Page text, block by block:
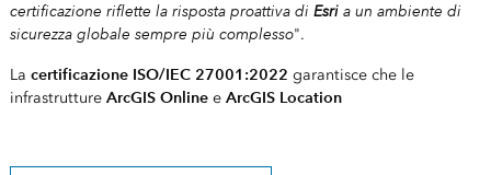
certificazione riflette la risposta proattiva di Esria un ambiente di
sicurezza globale sempre più complesso".
La certificazione ISO/IEC 27001:2022 garantisce che le
infrastrutture ArcGIS Onlinee ArcGIS Location